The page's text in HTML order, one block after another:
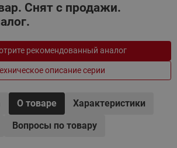
Снят с продажи.
рекомендованный аналог
описание серии
О товаре
Характеристики
Вопросы по товару